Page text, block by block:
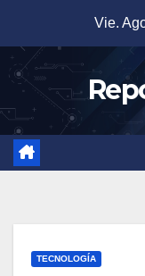
contenido
Vie.
TECNOLOGÍA